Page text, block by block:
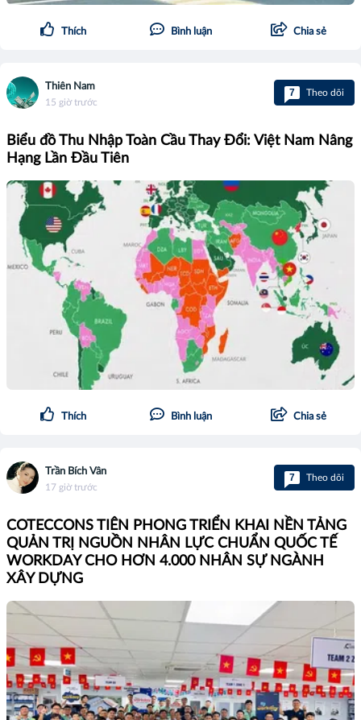
Thích Bình luận Chia sẻ
Thiên Nam
15 giờ trước
7 Theo dõi
Biểu đồ Thu Nhập Toàn Cầu Thay Đổi: Việt Nam Nâng
Hạng Lần Đầu Tiên
Thích Bình luận Chia sẻ
Trần Bích Vân
17 giờ trước
7 Theo dõi
COTECCONS TIÊN PHONG TRIỂN KHAI NỀN TẢNG
QUẢN TRỊ NGUỒN NHÂN LỰC CHUẨN QUỐC TẾ
WORKDAY CHO HƠN 4.000 NHÂN SỰ NGÀNH
XÂY DỰNG